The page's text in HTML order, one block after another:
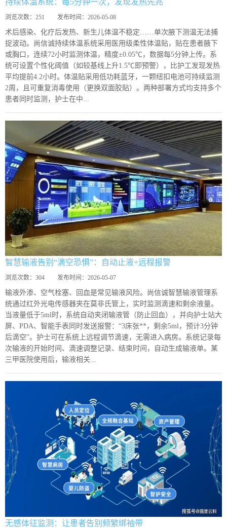
浏览次数： 251 发布时间： 2026-05-08
术后感染、化疗后发热、新生儿体温不稳定……单次腋下测温无法捕
捉波动。尚信诚持续体温系统采用医用级柔性体温贴，贴在患者腋下
或胸口，连续72小时监测体温，精度±0.05℃，数据每5分钟上传。系
统可设置个性化阈值（如较基线上升1.5℃即预警），比护工发现发热
平均提前4.2小时。体温贴采用低功耗蓝牙，一颗纽扣电池可持续监测
2周，且可重复消毒使用（更换双面胶贴）。两种部署方式均支持多个
患者同时监测，护士在中...
智慧输液告别“滴空恐惧”：自动止液+远程报警
浏览次数： 304 发布时间： 2026-05-07
输液外渗、空气栓塞、回血是常见输液风险。尚信诚智慧输液管理系
统通过红外光电传感器夹在莫非氏管上，实时监测滴速和剩余液量。
当液量低于5ml时，系统自动夹闭输液管（防止回血），并向护士站大
屏、PDA、智能手表同时发送报警：“3床张**，剩余5ml，预计3分钟
后滴空”。护士可在系统上远程调节滴速，无需进入病房。系统记录每
次输液的开始时间、滴速调整记录、结束时间，自动生成输液单。某
三甲医院使用后，输液相关...
无感体征监测：让患者告别频繁绑袖带